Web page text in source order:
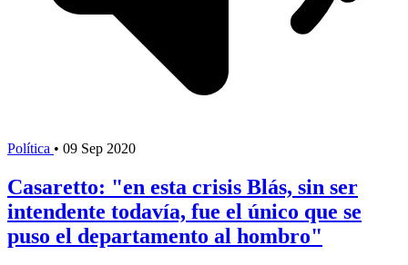
Política • 09 Sep 2020
Casaretto: "en esta crisis Blás, sin ser
intendente todavía, fue el único que se
puso el departamento al hombro"